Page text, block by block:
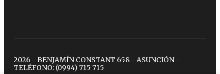
2026 - BENJAMÍN CONSTANT 658 - ASUNCIÓN -
TELÉFONO: (0994) 715 715